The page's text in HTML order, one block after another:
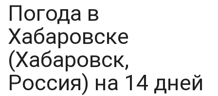
Погода в
Хабаровске
(Хабаровск,
Россия) на 14 дней